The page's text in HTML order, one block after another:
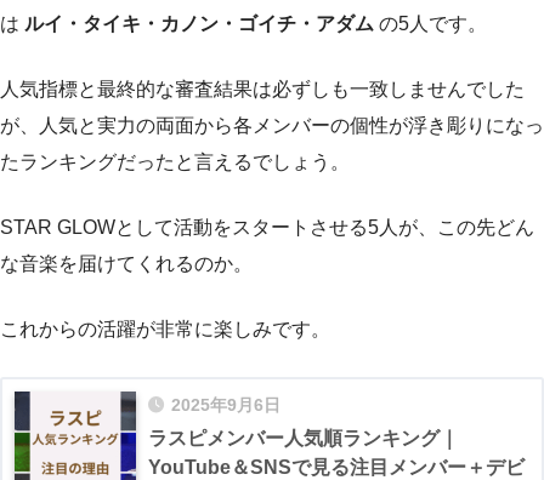
は ルイ・タイキ・カノン・ゴイチ・アダム の5人です。
人気指標と最終的な審査結果は必ずしも一致しませんでした
が、人気と実力の両面から各メンバーの個性が浮き彫りになっ
たランキングだったと言えるでしょう。
STAR GLOWとして活動をスタートさせる5人が、この先どん
な音楽を届けてくれるのか。
これからの活躍が非常に楽しみです。
2025年9月6日
ラスピメンバー人気順ランキング｜
YouTube＆SNSで見る注目メンバー＋デビ